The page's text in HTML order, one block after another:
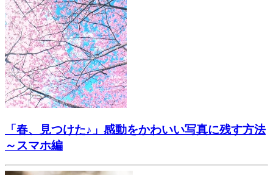
「春、見つけた♪」感動をかわいい写真に残す方法
～スマホ編